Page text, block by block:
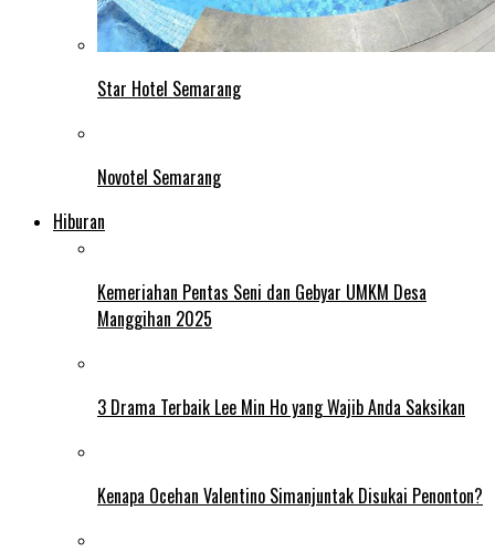
Star Hotel Semarang
Novotel Semarang
Hiburan
Kemeriahan Pentas Seni dan Gebyar UMKM Desa
Manggihan 2025
3 Drama Terbaik Lee Min Ho yang Wajib Anda Saksikan
Kenapa Ocehan Valentino Simanjuntak Disukai Penonton?